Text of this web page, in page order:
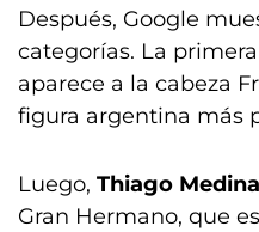
Después, Google
categorías. La
aparece a la cabeza
figura argentina más
Luego, Thiago Medina
Gran Hermano, que